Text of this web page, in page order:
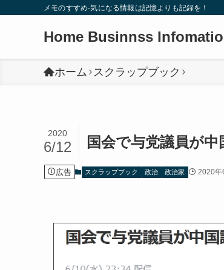
メモのすすめ-気になる情報は記憶よりも記録を！
Home Businnss
ホーム スクラップブック
国会で与党議員が中
2020
6/12
広告 スクラップブック 政治 政治家 2020年